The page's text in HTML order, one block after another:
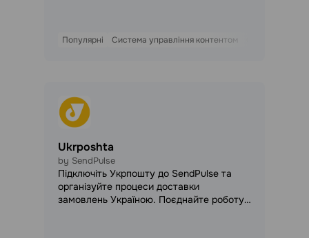
визначає її як унікальну або дубль та
Популярні Система управління контентом
Ukrposhta
by SendPulse
Підключіть Укрпошту до SendPulse та
організуйте процеси доставки
замовлень Україною. Поєднайте роботу